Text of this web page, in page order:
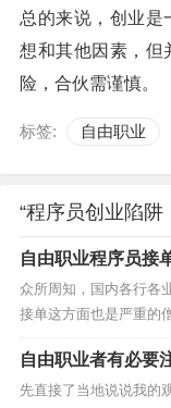
总的来说，创业是
想和其他因素，但
险，合伙需谨慎。
标签: 自由职业
“程序员创业陷
自由职业程序员接
众所周知，国内各行各
接单这方面也是严重的
子，那么那些单子需要
结的一些经验，希...
自由职业者有必要
先直接了当地说说我的